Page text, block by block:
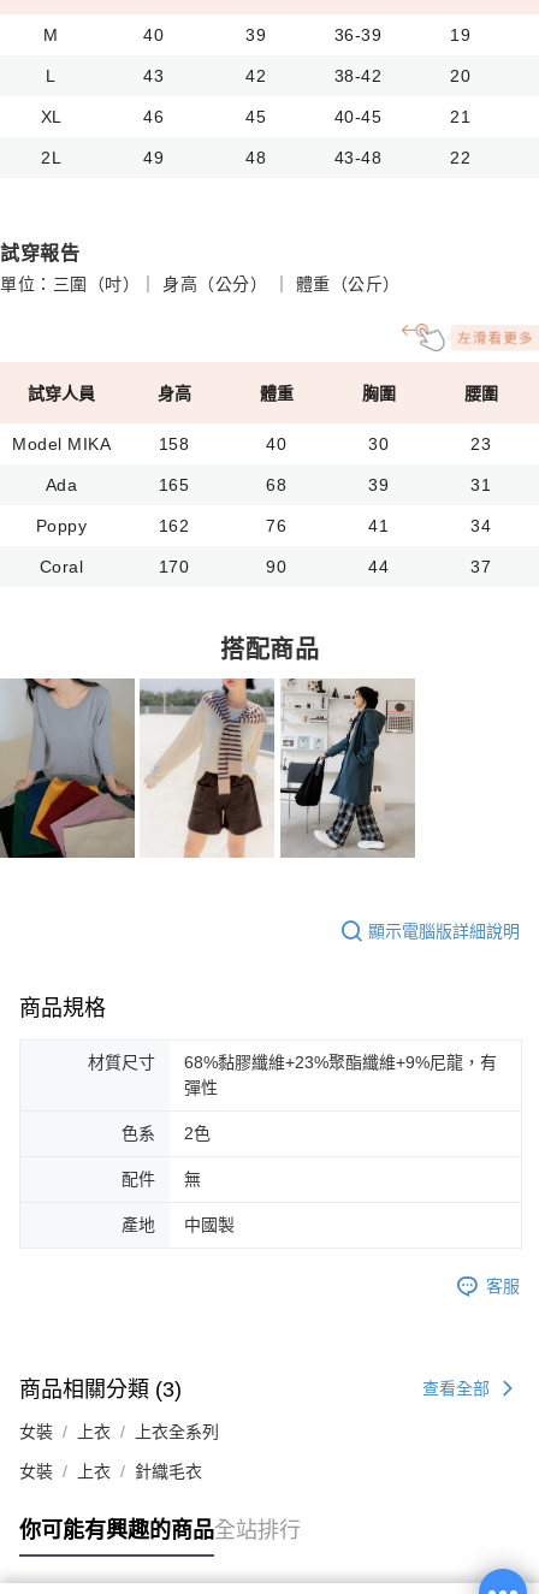
M 40 39 36-39 19
L 43 42 38-42 20
XL 46 45 40-45 21
2L 49 48 43-48 22
試穿報告
單位：三圍（吋）｜ 身高（公分） ｜ 體重（公斤）
試穿人員 身高 體重 胸圍 腰圍
Model MIKA 158 40 30 23
Ada 165 68 39 31
Poppy 162 76 41 34
Coral 170 90 44 37
搭配商品
顯示電腦版詳細說明
商品規格
材質尺寸
68%黏膠纖維+23%聚酯纖維+9%尼龍，有
彈性
色系 2色
配件 無
產地 中國製
客服
商品相關分類 (3) 查看全部
女裝 上衣 上衣全系列
女裝 上衣 針織毛衣
你可能有興趣的商品全站排行